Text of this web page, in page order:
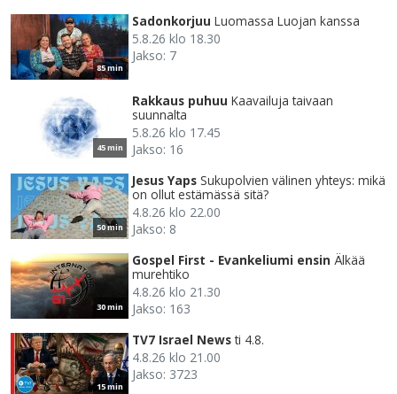
85 min
Sadonkorjuu Luomassa Luojan kanssa
5.8.26 klo 18.30
Jakso: 7
45 min
Rakkaus puhuu Kaavailuja taivaan
suunnalta
5.8.26 klo 17.45
Jakso: 16
50 min
Jesus Yaps Sukupolvien välinen yhteys: mikä
on ollut estämässä sitä?
4.8.26 klo 22.00
Jakso: 8
30 min
Gospel First - Evankeliumi ensin Älkää
murehtiko
4.8.26 klo 21.30
Jakso: 163
15 min
TV7 Israel News ti 4.8.
4.8.26 klo 21.00
Jakso: 3723